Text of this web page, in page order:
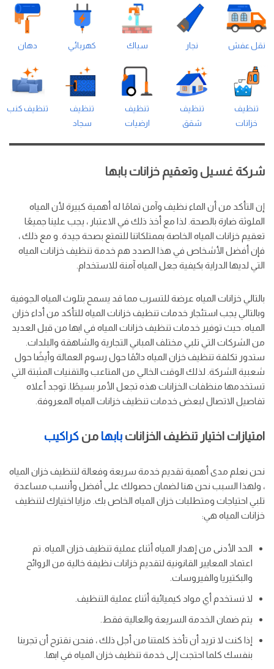
نقل عفش نجار سباك كهربائي دهان
تنظيف
خزانات
تنظيف
شقق
تنظيف
ارضيات
تنظيف
سجاد
تنظيف كنب
شركة غسيل وتعقيم خزانات بابها
إن التأكد من أن الماء نظيف وآمن تمامًا له أهمية كبيرة لأن المياه
الملوثة ضارة بالصحة. لذا مع أخذ ذلك في الاعتبار ، يجب علينا جميعًا
تعقيم خزانات المياه الخاصة بممتلكاتنا للتمتع بصحة جيدة. و مع ذلك ،
فإن أفضل الأشخاص في هذا الصدد هم خدمة تنظيف خزانات المياه
التي لديها الدراية بكيفية جعل المياه آمنة للاستخدام.
بالتالي خزانات المياه عرضة للتسرب مما قد يسمح بتلوث المياه الجوفية
وبالتالي يجب استئجار خدمات تنظيف خزانات المياه للتأكد من أداء خزان
المياه. حيث توفير خدمات تنظيف خزانات المياه في ابها من قبل العديد
من الشركات التي تلبي مختلف المباني التجارية والشاهقة والبلدات.
ستدور تكلفة تنظيف خزان المياه دائمًا حول رسوم العمالة وأيضًا حول
شعبية الشركة. لذلك الوقت الخالي من المتاعب والتقنيات المثبتة التي
تستخدمها منظفات الخزانات هذه تجعل الأمر بسيطًا. توجد أعلاه
تفاصيل الاتصال لبعض خدمات تنظيف خزانات المياه المعروفة.
امتيازات اختيار تنظيف الخزانات بابها من كراكيب
نحن نعلم مدى أهمية تقديم خدمة سريعة وفعالة لتنظيف خزان المياه
، ولهذا السبب نحن هنا لضمان حصولك على أفضل وأنسب مساعدة
تلبي احتياجات ومتطلبات خزان المياه الخاص بك. مزايا اختيارك لتنظيف
خزانات المياه هي:
الحد الأدنى من إهدار المياه أثناء عملية تنظيف خزان المياه. تم
اعتماد المعايير القانونية لتقديم خزانات نظيفة خالية من الروائح
والبكتيريا والفيروسات.
لا تستخدم أي مواد كيميائية أثناء عملية التنظيف.
يتم ضمان الخدمة السريعة والعالية فقط.
إذا كنت لا تريد أن تأخذ كلمتنا من أجل ذلك ، فنحن نقترح أن تجربنا
بنفسك كلما احتجت إلى خدمة تنظيف خزان المياه في ابها.